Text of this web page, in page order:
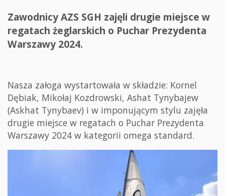
Zawodnicy AZS SGH zajęli drugie miejsce w
regatach żeglarskich o Puchar Prezydenta
Warszawy 2024.
Nasza załoga wystartowała w składzie: Kornel
Dębiak, Mikołaj Kozdrowski, Ashat Tynybajew
(Askhat Tynybaev) i w imponującym stylu zajęła
drugie miejsce w regatach o Puchar Prezydenta
Warszawy 2024 w kategorii omega standard.